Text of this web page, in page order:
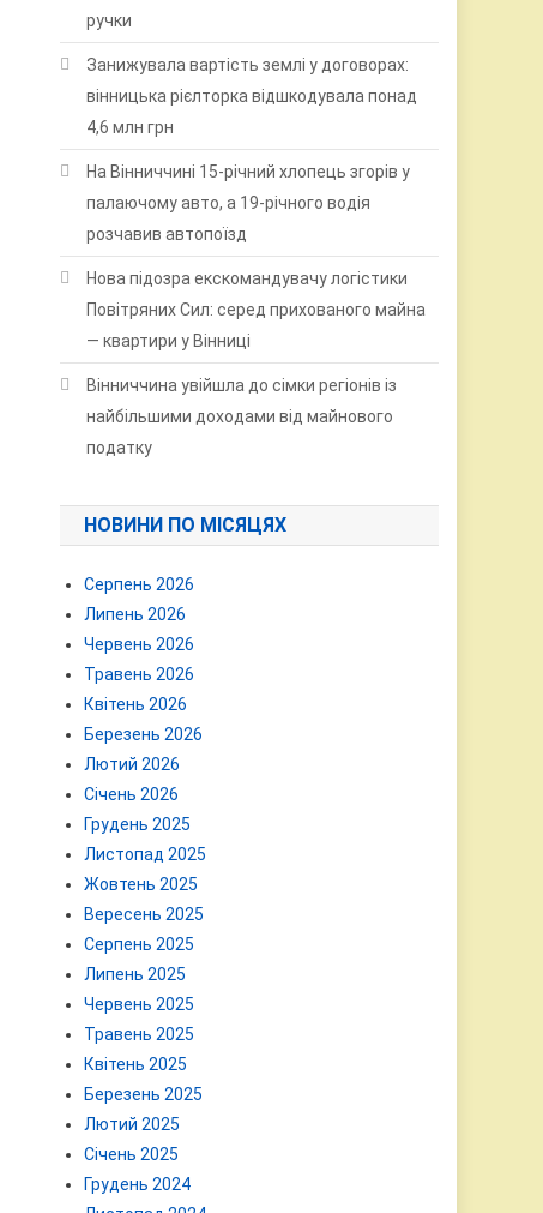
ручки
Занижувала вартість землі у договорах:
вінницька рієлторка відшкодувала понад
4,6 млн грн
На Вінниччині 15-річний хлопець згорів у
палаючому авто, а 19-річного водія
розчавив автопоїзд
Нова підозра екскомандувачу логістики
Повітряних Сил: серед прихованого майна
— квартири у Вінниці
Вінниччина увійшла до сімки регіонів із
найбільшими доходами від майнового
податку
НОВИНИ ПО МІСЯЦЯХ
Серпень 2026
Липень 2026
Червень 2026
Травень 2026
Квітень 2026
Березень 2026
Лютий 2026
Січень 2026
Грудень 2025
Листопад 2025
Жовтень 2025
Вересень 2025
Серпень 2025
Липень 2025
Червень 2025
Травень 2025
Квітень 2025
Березень 2025
Лютий 2025
Січень 2025
Грудень 2024